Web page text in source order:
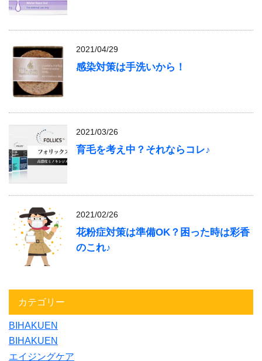
2021/04/29
感染対策は手洗いから！
2021/03/26
育毛を考え中？それならコレ♪
2021/02/26
花粉症対策は準備OK？困った時は彩香
のこれ♪
カテゴリー
BIHAKUEN
BIHAKUEN
エイジングケア